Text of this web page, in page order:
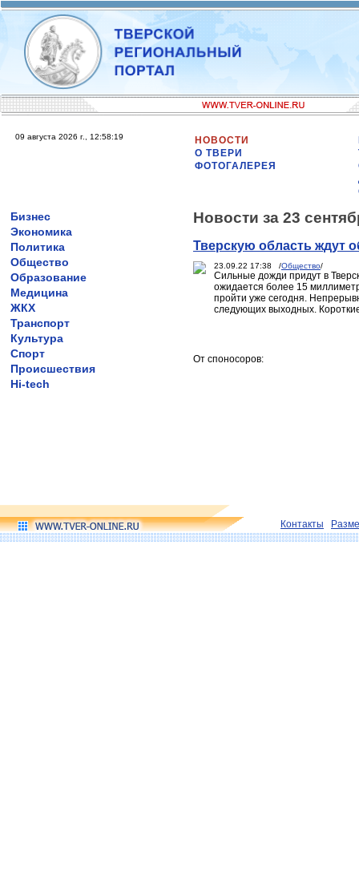
09 августа 2026 г., 12:58:19
НОВОСТИ
О ТВЕРИ
ФОТОГАЛЕРЕЯ
Бизнес
Экономика
Политика
Общество
Образование
Медицина
ЖКХ
Транспорт
Культура
Спорт
Происшествия
Hi-tech
Новости за 23
Тверскую область ждут
23.09.22 17:38 /Общество/
Сильные дожди придут в
ожидается более 15
пройти уже сегодня.
следующих выходных.
От споносоров:
Контакты